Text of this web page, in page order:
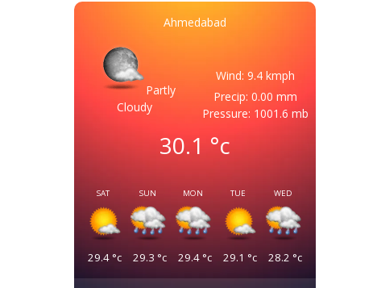
Ahmedabad
Partly
Cloudy
Wind: 9.4 kmph
Precip: 0.00 mm
Pressure: 1001.6 mb
30.1°c
SAT
29.4°c
SUN
29.3 °c
MON
29.4°c
TUE
29.1 °c
WED
28.2 °c